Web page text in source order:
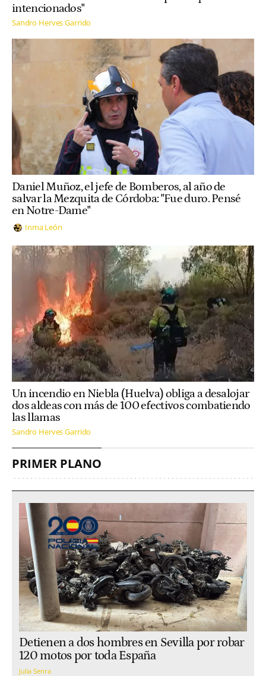
intencionados"
Sandro Herves Garrido
Daniel Muñoz, el jefe de Bomberos, al año de
salvar la Mezquita de Córdoba: "Fue duro. Pensé
en Notre-Dame"
Inma León
Un incendio en Niebla (Huelva) obliga a desalojar
dos aldeas con más de 100 efectivos combatiendo
las llamas
Sandro Herves Garrido
PRIMER PLANO
Detienen a dos hombres en Sevilla por robar
120 motos por toda España
Julia Senra